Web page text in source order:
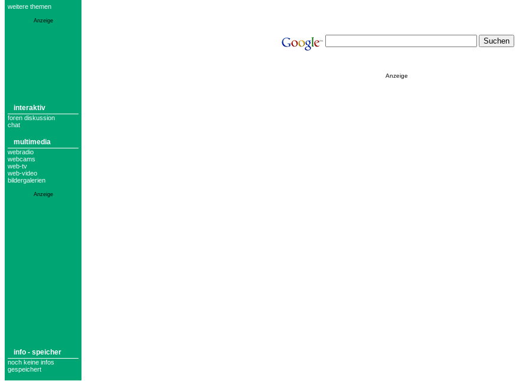
weitere themen
Anzeige
interaktiv
foren diskussion
chat
multimedia
webradio
webcams
web-tv
web-video
bildergalerien
Anzeige
info - speicher
noch keine infos
gespeichert
Anzeige